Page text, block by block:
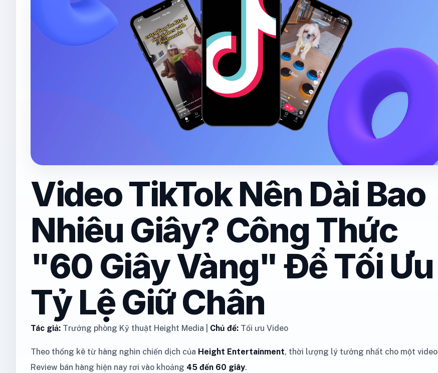
Video TikTok Nên Dài Bao
Nhiêu Giây? Công Thức
"60 Giây Vàng" Để Tối Ưu
Tỷ Lệ Giữ Chân
Tác giả: Trưởng phòng Kỹ thuật Height Media | Chủ đề: Tối ưu Video
Theo thống kê từ hàng nghìn chiến dịch của Height Entertainment, thời lượng lý tưởng nhất cho một video
Review bán hàng hiện nay rơi vào khoảng 45 đến 60 giây.